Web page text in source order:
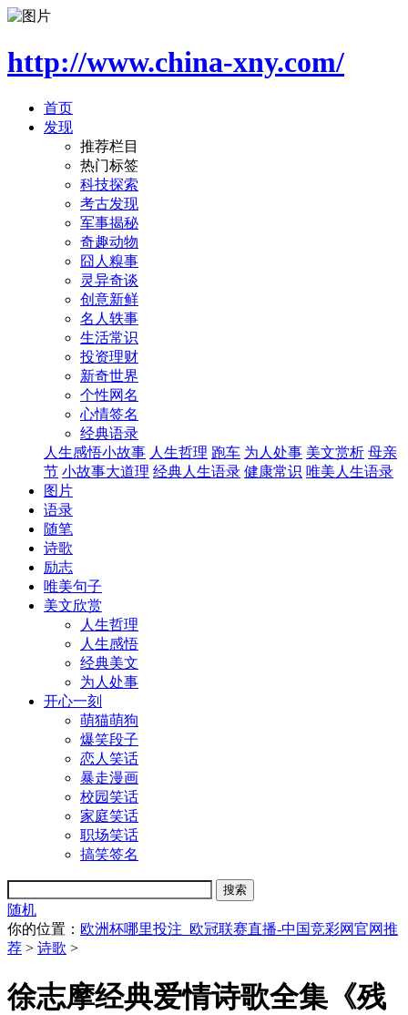
http://www.china-xny.com/
首页
发现
推荐栏目
热门标签
科技探索
考古发现
军事揭秘
奇趣动物
囧人糗事
灵异奇谈
创意新鲜
名人轶事
生活常识
投资理财
新奇世界
个性网名
心情签名
经典语录
人生感悟小故事 人生哲理 跑车 为人处事 美文赏析 母亲
节 小故事大道理 经典人生语录 健康常识 唯美人生语录
图片
语录
随笔
诗歌
励志
唯美句子
美文欣赏
人生哲理
人生感悟
经典美文
为人处事
开心一刻
萌猫萌狗
爆笑段子
恋人笑话
暴走漫画
校园笑话
家庭笑话
职场笑话
搞笑签名
随机
你的位置： 欧洲杯哪里投注_欧冠联赛直播-中国竞彩网官网推
荐 > 诗歌 >
徐志摩经典爱情诗歌全集《残